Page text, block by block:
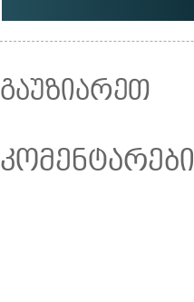
გაუზიარეთ
კომენტარები